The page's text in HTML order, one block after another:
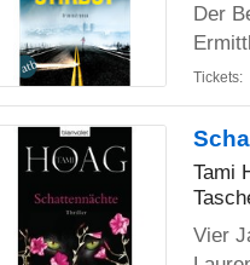
Der
Tickets:
Tami
Vier